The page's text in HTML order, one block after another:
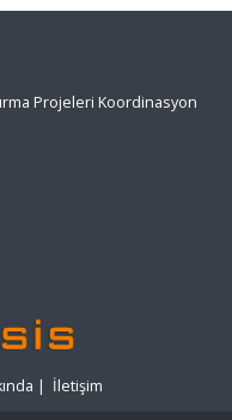
Projeleri Koordinasyon
| İletişim